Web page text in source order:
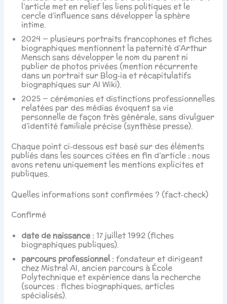
l’article met en relief les liens politiques et le
cercle d’influence sans développer la sphère
intime.
2024 — plusieurs portraits francophones et fiches
biographiques mentionnent la paternité d’Arthur
Mensch sans développer le nom du parent ni
publier de photos privées (mention récurrente
dans un portrait sur Blog‑ia et récapitulatifs
biographiques sur AI Wiki).
2025 — cérémonies et distinctions professionnelles
relatées par des médias évoquent sa vie
personnelle de façon très générale, sans divulguer
d’identité familiale précise (synthèse presse).
Chaque point ci‑dessous est basé sur des éléments
publiés dans les sources citées en fin d’article ; nous
avons retenu uniquement les mentions explicites et
publiques.
Quelles informations sont confirmées ? (fact‑check)
Confirmé
date de naissance :17 juillet 1992 (fiches
biographiques publiques).
parcours professionnel :fondateur et dirigeant
chez Mistral AI, ancien parcours à École
Polytechnique et expérience dans la recherche
(sources : fiches biographiques, articles
spécialisés).